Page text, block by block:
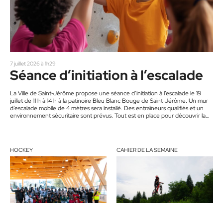
7 juillet 2026 à 1h29
Séance d’initiation à l’escalade
La Ville de Saint-Jérôme propose une séance d’initiation à l’escalade le 19
juillet de 11 h à 14 h à la patinoire Bleu Blanc Bouge de Saint-Jérôme. Un mur
d’escalade mobile de 4 mètres sera installé. Des entraîneurs qualifiés et un
environnement sécuritaire sont prévus. Tout est en place pour découvrir la
HOCKEY CAHIER DE LA SEMAINE